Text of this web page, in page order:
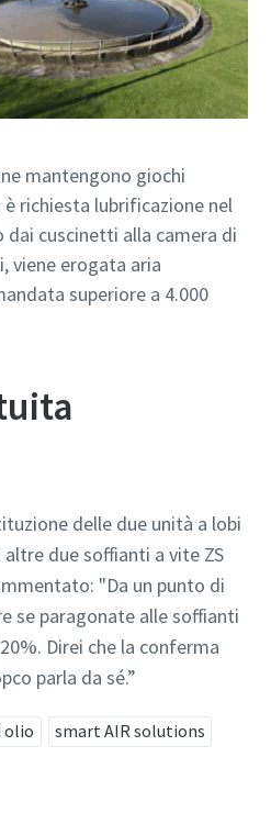
mantengono giochi
richiesta lubrificazione nel
cuscinetti alla camera di
viene erogata aria
superiore a 4.000
delle due unità a lobi
due soffianti a vite ZS
"Da un punto di
se paragonate alle soffianti
Direi che la conferma
parla da sé.”
olio
smart AIR solutions